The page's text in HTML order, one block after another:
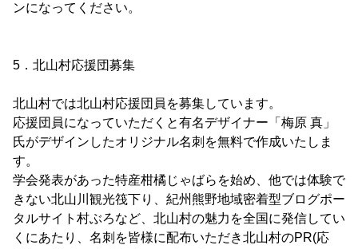
ンになってください。
5．北山村応援団募集
北山村では北山村応援団員を募集しています。
応援団員になっていただくと有名デザイナー「梅原 真」
氏がデザインしたオリジナル名刺を無料で作成いたしま
す。
学会発表があった特産柑橘じゃばらを始め、他では体験で
きない北山川観光筏下り、紀州熊野地域密着型ブログポー
タルサイト村ぶろなど、北山村の魅力を全国に発信してい
くにあたり、名刺を皆様に配布いただき北山村のPR(応